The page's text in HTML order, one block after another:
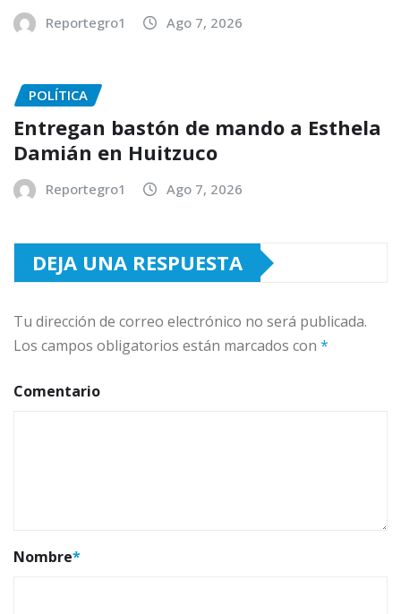
Reportegro1 Ago 7, 2026
POLÍTICA
Entregan bastón de mando a Esthela
Damián en Huitzuco
Reportegro1 Ago 7, 2026
DEJA UNA RESPUESTA
Tu dirección de correo electrónico no será publicada.
Los campos obligatorios están marcados con *
Comentario
Nombre*